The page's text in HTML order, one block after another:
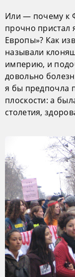
Или — почему к
прочно пристал
Европы»? Как
называли
империю, и
довольно
я бы предпочла
плоскости: а
столетия,